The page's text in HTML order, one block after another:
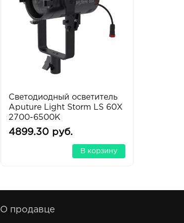
Светодиодный осветитель
Aputure Light Storm LS 60X
2700-6500K
4899.30 руб.
В корзину
О продавце